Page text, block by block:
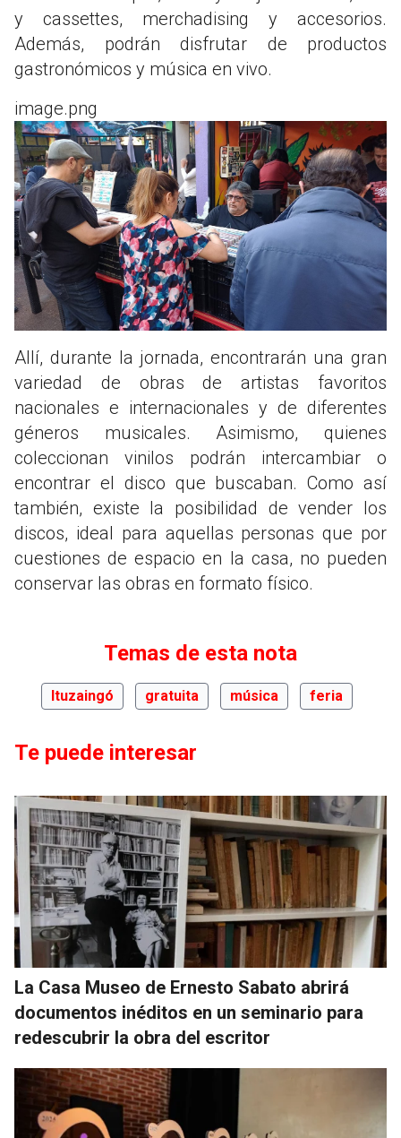
y cassettes, merchadising y accesorios.
Además, podrán disfrutar de productos
gastronómicos y música en vivo.
image.png
Allí, durante la jornada, encontrarán una gran
variedad de obras de artistas favoritos
nacionales e internacionales y de diferentes
géneros musicales. Asimismo, quienes
coleccionan vinilos podrán intercambiar o
encontrar el disco que buscaban. Como así
también, existe la posibilidad de vender los
discos, ideal para aquellas personas que por
cuestiones de espacio en la casa, no pueden
conservar las obras en formato físico.
Temas de esta nota
Ituzaingó gratuita música feria
Te puede interesar
La Casa Museo de Ernesto Sabato abrirá
documentos inéditos en un seminario para
redescubrir la obra del escritor